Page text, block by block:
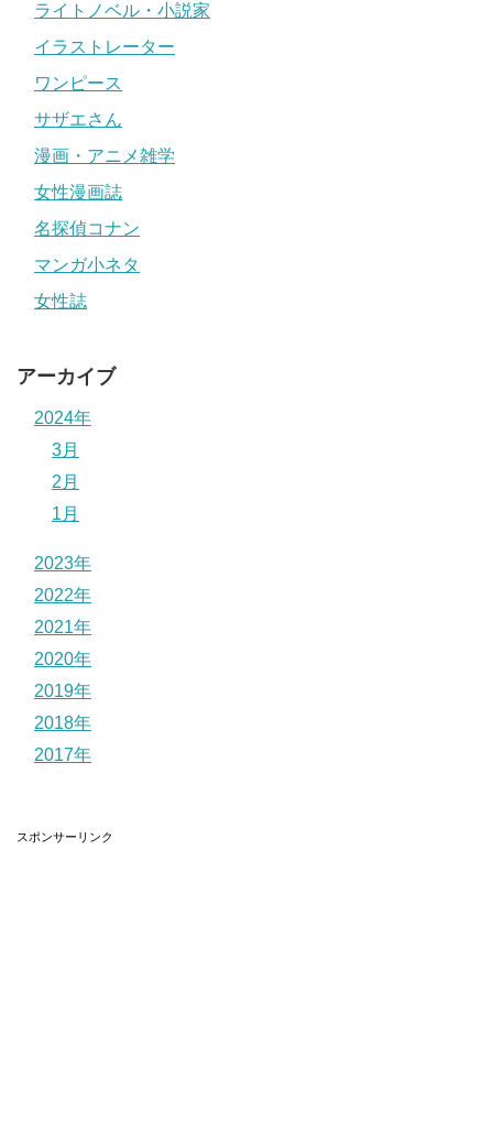
ライトノベル・小説家
イラストレーター
ワンピース
サザエさん
漫画・アニメ雑学
女性漫画誌
名探偵コナン
マンガ小ネタ
女性誌
アーカイブ
2024年
3月
2月
1月
2023年
2022年
2021年
2020年
2019年
2018年
2017年
スポンサーリンク